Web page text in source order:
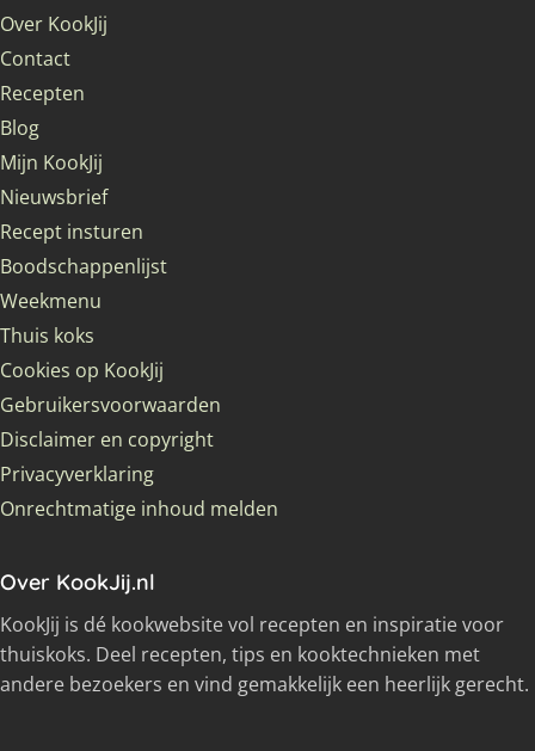
Over KookJij
Contact
Recepten
Blog
Mijn KookJij
Nieuwsbrief
Recept insturen
Boodschappenlijst
Weekmenu
Thuis koks
Cookies op KookJij
Gebruikersvoorwaarden
Disclaimer en copyright
Privacyverklaring
Onrechtmatige inhoud melden
Over KookJij.nl
KookJij is dé kookwebsite vol recepten en inspiratie voor
thuiskoks. Deel recepten, tips en kooktechnieken met
andere bezoekers en vind gemakkelijk een heerlijk gerecht.